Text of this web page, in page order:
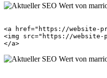
<a href="https://website-
<img src="https://website-